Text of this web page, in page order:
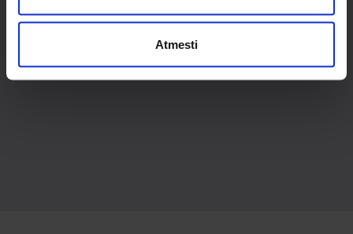
Atmesti